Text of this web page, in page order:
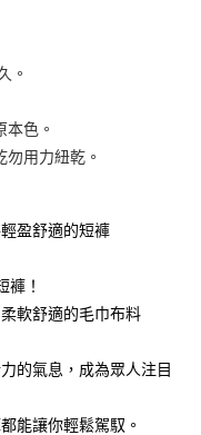
即使用無須另外申請。
自動跳轉到大哥付的交易
款截止日，確認付款後即完
易確認頁面所載為準。
付你分期系統評分，恕無
每月結算日後寄送繳費提
台灣大直營門市／銀行轉
由商店將買賣／分期付款
單繳交帳款。
。
色。
用力紐乾。
盈舒適的短褲
褲！
軟舒適的毛巾布料
的氣息，成為眾人注目
能讓你輕鬆駕馭。